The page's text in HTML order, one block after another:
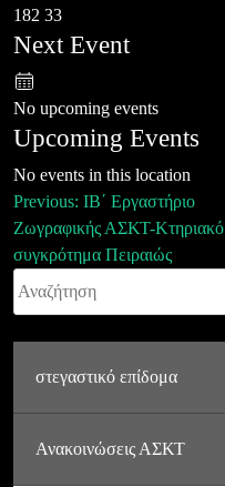
182 33
Next Event
No upcoming events
Upcoming Events
No events in this location
Πλοήγηση
άρθρων
Previous: ΙΒ΄ Εργαστήριο
Ζωγραφικής ΑΣΚΤ-Κτηριακό
συγκρότημα Πειραιώς
Αναζήτηση
στεγαστικό επίδομα
Ανακοινώσεις ΑΣΚΤ